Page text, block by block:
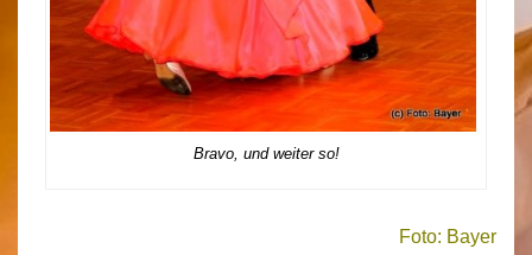
Bravo, und weiter so!
Foto: Bayer